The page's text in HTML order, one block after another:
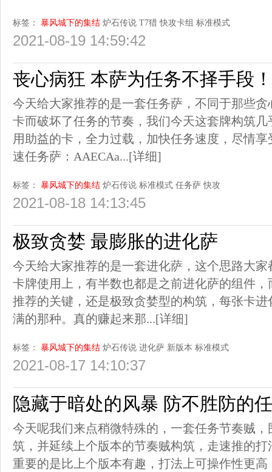
标签： 暴风城下的集结 炉石传说 T7猎 快攻卡组 标准模式
2021-08-19 14:59:42
丧心病狂 本萨为任务不择手段！
今天给大家推荐的是一套任务萨，不同于那些
卡而破坏了任务的节奏，我们今天这套牌构筑
用助益的卡，全力过载，加快任务速度，尽情
速任务萨：AAECAa...[详细]
标签： 暴风城下的集结 炉石传说 标准模式 任务萨 快攻
2021-08-18 14:13:45
极致贪婪 最膨胀的进化萨
今天给大家推荐的是一套进化萨，这个思路大
卡牌使用上，有半数也都是之前进化萨的组件
推荐的关键，还是极致贪婪型的构筑，每张卡
满的那种。真的赚起来那...[详细]
标签： 暴风城下的集结 炉石传说 进化萨 新版本 标准模式
2021-08-17 14:10:37
隐藏于暗处的风暴 防不胜防的
今天呢我们来点稍微特殊的，一套任务节奏贼
筑，并延续上个版本的节奏贼构筑，走速推的
重要的是比上个版本有趣，打法上可操作性更